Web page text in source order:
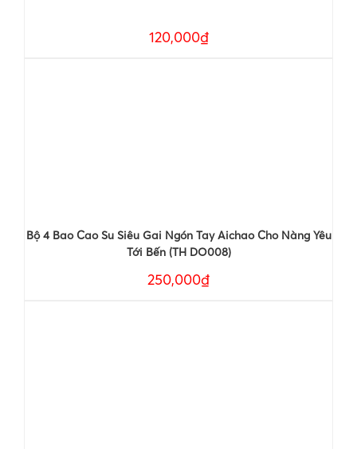
120,000₫
Bộ 4 Bao Cao Su Siêu Gai Ngón Tay Aichao Cho Nàng Yêu
Tới Bến (TH DO008)
250,000₫